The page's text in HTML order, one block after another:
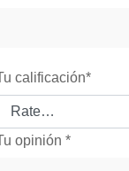
calificación*
opinión *